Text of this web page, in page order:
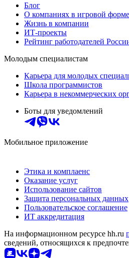
Блог
О компаниях в игровой форме
Жизнь в компании
ИТ-проекты
Рейтинг работодателей
Молодым специалистам
Карьера для молодых
Школа программистов
Карьера в некоммерческих
Боты для уведомлений
Мобильное приложение
Этика и комплаенс
Оказание услуг
Использование сайтов
Защита персональных данных
Пользовательское соглашение
ИТ аккредитация
На информационном ресурсе hh.ru
сведений, относящихся к